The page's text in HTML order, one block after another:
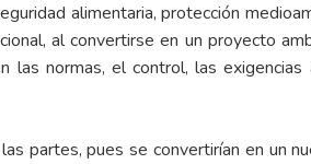
alimentaria, protección
al convertirse en un proyecto
las normas, el control, las
partes, pues se convertirían en un